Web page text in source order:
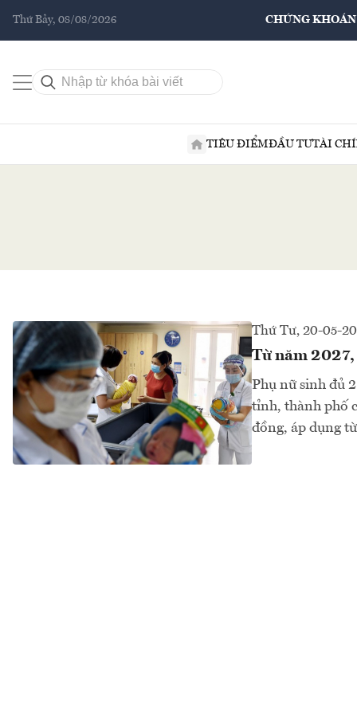
Thứ Bảy, 08/08/2026 CHỨNG KHOÁN
TIÊU ĐIỂMĐẦU TƯTÀI
Thứ Tư, 20-05-
Từ năm
Phụ nữ sinh đủ
tỉnh, thành phố
đồng, áp dụng